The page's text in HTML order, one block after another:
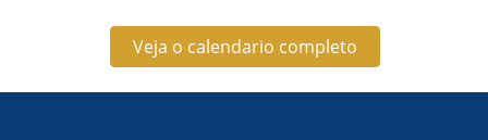
Veja o calendario completo